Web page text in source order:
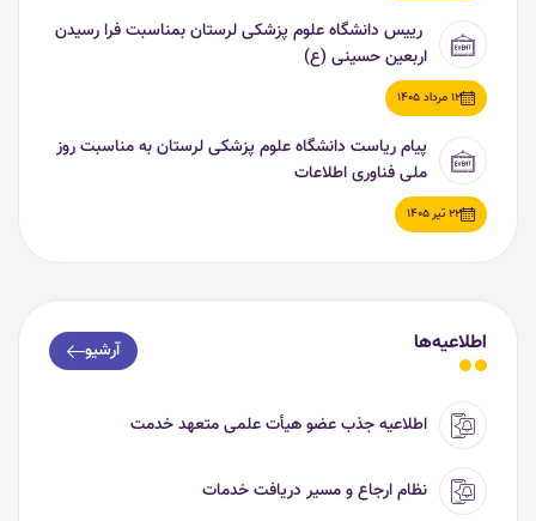
رییس دانشگاه علوم پزشکی لرستان بمناسبت فرا رسیدن
اربعین حسینی (ع)
12 مرداد 1405
پیام ریاست دانشگاه علوم پزشکی لرستان به مناسبت روز
ملی فناوری اطلاعات
22 تیر 1405
اطلاعیه‌ها آرشیو
اطلاعیه جذب عضو هیأت علمی متعهد خدمت
نظام ارجاع و مسیر دریافت خدمات